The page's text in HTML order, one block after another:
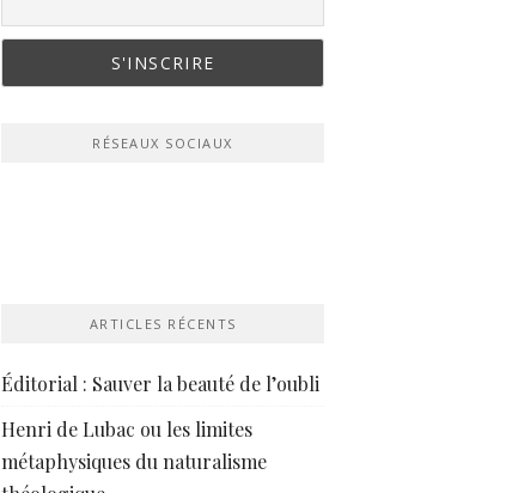
RÉSEAUX SOCIAUX
ARTICLES RÉCENTS
Éditorial : Sauver la beauté de l’oubli
Henri de Lubac ou les limites
métaphysiques du naturalisme